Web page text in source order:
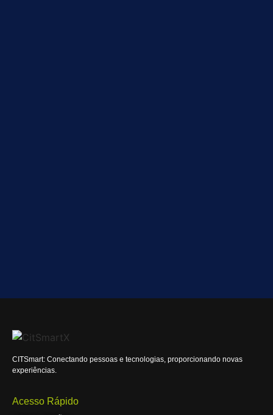
CITSmart: Conectando pessoas e tecnologias, proporcionando novas
experiências.
Acesso Rápido